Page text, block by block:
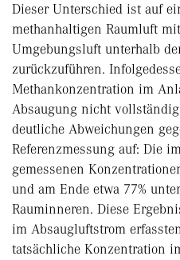
Dieser Unterschied ist auf
methanhaltigen Raumluft
Umgebungsluft unterhalb
zurückzuführen.
Methankonzentration im
Absaugung nicht
deutliche Abweichungen
Referenzmessung auf: Die
gemessenen
und am Ende etwa 77%
Rauminneren. Diese
im Absaugluftstrom
tatsächliche Konzentration